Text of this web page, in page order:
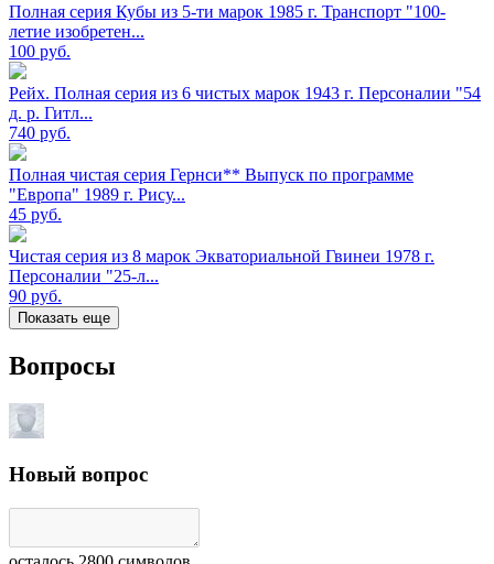
Полная серия Кубы из 5-ти марок 1985 г. Транспорт "100-
летие изобретен...
100 руб.
Рейх. Полная серия из 6 чистых марок 1943 г. Персоналии "54
д. р. Гитл...
740 руб.
Полная чистая серия Гернси** Выпуск по программе
"Европа" 1989 г. Рису...
45 руб.
Чистая серия из 8 марок Экваториальной Гвинеи 1978 г.
Персоналии "25-л...
90 руб.
Показать еще
Вопросы
Новый вопрос